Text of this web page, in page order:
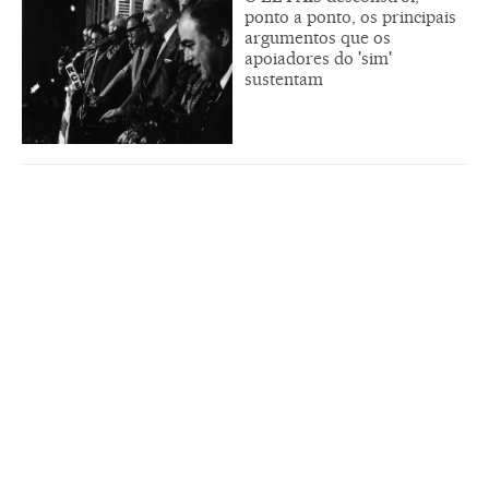
ponto a ponto, os principais
argumentos que os
apoiadores do 'sim'
sustentam